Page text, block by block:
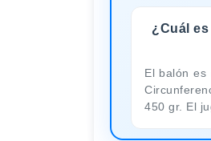
¿Cuál
El balón es
450 gr. El